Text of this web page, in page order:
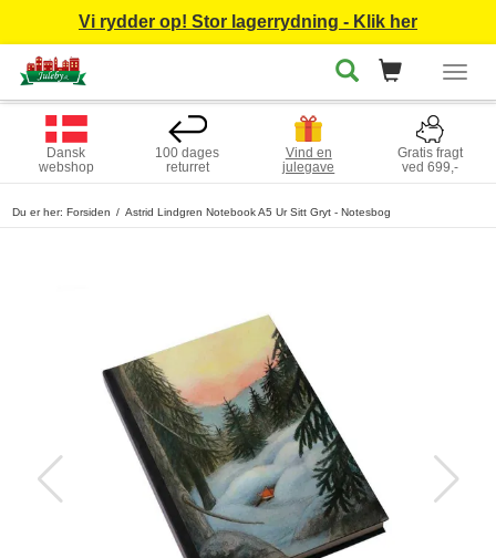
Vi rydder op! Stor lagerrydning - Klik her
Dansk
webshop
100 dages
returret
Vind en
julegave
Gratis fragt
ved 699,-
Du er her: Forsiden Astrid Lindgren Notebook A5 Ur Sitt Gryt - Notesbog